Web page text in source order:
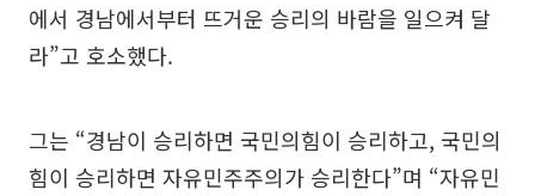
에서 경남에서부터 뜨거운 승리의 바람을 일으켜 달
라”고 호소했다.
그는 “경남이 승리하면 국민의힘이 승리하고, 국민의
힘이 승리하면 자유민주주의가 승리한다”며 “자유민